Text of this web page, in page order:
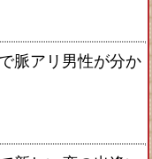
脈アリ男性が分か